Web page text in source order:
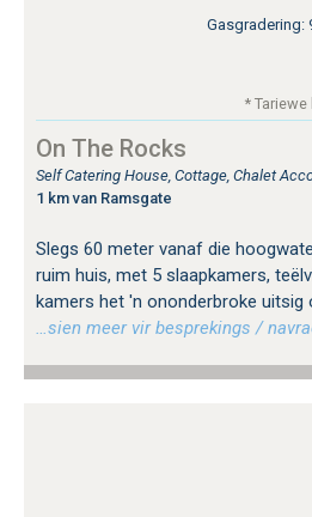
Gasgradering:
*
On The Rocks
Self Catering House, Cottage, Chalet
1 km van Ramsgate
Slegs 60 meter vanaf die
ruim huis, met 5 slaapkamers,
kamers het 'n ononderbroke uitsig
…sien meer vir besprekings /